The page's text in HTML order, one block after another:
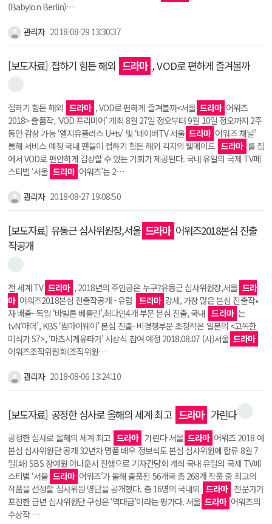
(Babylon Berlin)…
관리자 2018-08-29 13:30:37
[보도자료] 접하기 힘든 해외 드라마 , VOD로 편하게 즐겨볼까
접하기 힘든 해외 드라마 , VOD로 편하게 즐겨볼까<서울 드라마 어워즈
2018> 출품작, ‘VOD 프리미어’ 개최 8월 27일 정오부터 9월 10일 정오까지 2주
동안 감상 가능 ‘엘지유플러스 U+tv’ 및 ‘네이버TV 서울 드라마 어워즈 채널’
통해 서비스 예정 국내 팬들이 접하기 힘든 해외 각지의 웰메이드 드라마 를 집
에서 VOD로 편안하게 감상할 수 있는 기회가 제공된다. 국내 유일의 국제 TV페
스티벌 ‘서울 드라마 어워즈’는 2…
관리자 2018-08-27 19:08:50
[보도자료] 유동근 심사위원장,서울 드라마 어워즈2018본심 진출
작공개
전 세계 TV 드라마 , 2018년의 주인공은 누구?유동근 심사위원장,서울 드라
마 어워즈2018본심 진출작공개 - 유럽 드라마 강세, 가장 많은 본심 진출작•
자 배출- 독일 ‘바빌론 베를린’,최다인4개 부문 본심 진출, 국내 드라마 는
tvN‘마더’, KBS ‘쌈마이웨이’ 본심 진출- 비경쟁부문 초청작은 일본의 <고독한
미식가 S7>, ‘마츠시게유타가’ 시상식 참여 예정 2018.08.07 (사)서울 드라마
어워즈조직위원회(조직위원…
관리자 2018-08-06 13:24:10
[보도자료] 공정한 심사로 올해의 세계 최고 드라마 가린다
공정한 심사로 올해의 세계 최고 드라마 가린다 서울 드라마 어워즈 2018 예
본심 심사위원단 공개 32년차 명품 배우 정보석도 본심 심사위원에 합류 8월 7
일(화) SBS 장예원 아나운서 진행으로 기자간담회 개최 국내 유일의 국제 TV페
스티벌 ‘서울 드라마 어워즈’가 올해 출품된 56개국 총 268개 작품 중 최고의
작품을 선정할 심사위원 명단을 공개했다. 총 16명의 국내외 드라마 전문가가
포진한 금년 심사위원단 구성은 ‘역대급’이라는 평가다. 서울 드라마 어워즈의
수상작 …